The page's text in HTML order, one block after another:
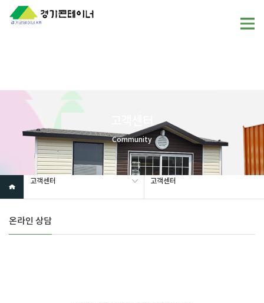
Warning: mysql_fetch_array(): supplied argument is not a valid
MySQL result resource in
/home/gunggictr/gungboard/view.php
Community
고객센터 고객센터
온라인 상담